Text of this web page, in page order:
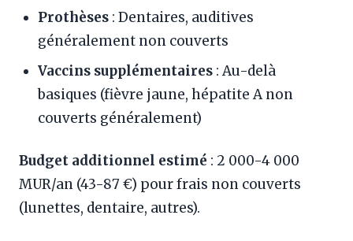
Prothèses : Dentaires, auditives
généralement non couverts
Vaccins supplémentaires : Au-delà
basiques (fièvre jaune, hépatite A non
couverts généralement)
Budget additionnel estimé : 2 000-4 000
MUR/an (43-87 €) pour frais non couverts
(lunettes, dentaire, autres).